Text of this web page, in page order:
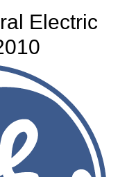
Electric